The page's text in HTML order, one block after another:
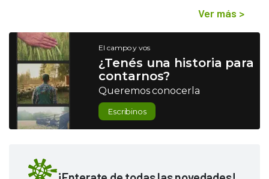
Ver más >
El campo y vos
¿Tenés una historia para
contarnos?
Queremos conocerla
Escribinos